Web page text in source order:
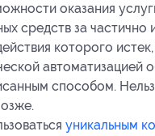
оказания
средств за частично
которого
автоматизацией
способом.
уникальным